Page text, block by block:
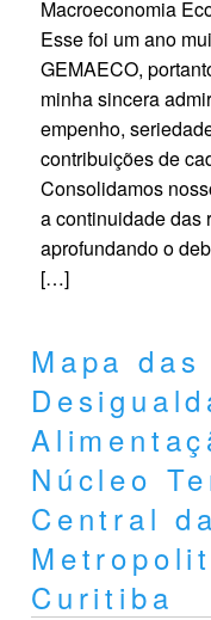
Macroeconomia
Esse foi um ano
GEMAECO,
minha sincera
empenho,
contribuições de
Consolidamos
a continuidade das
aprofundando o
[…]
Mapa das
Núcleo
Central
Curitiba